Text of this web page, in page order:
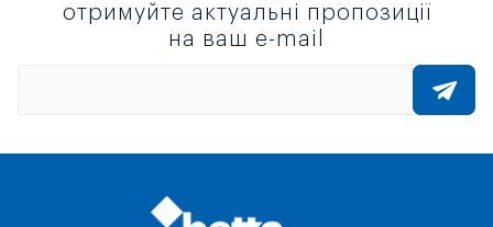
отримуйте актуальні пропозиції
на ваш e-mail